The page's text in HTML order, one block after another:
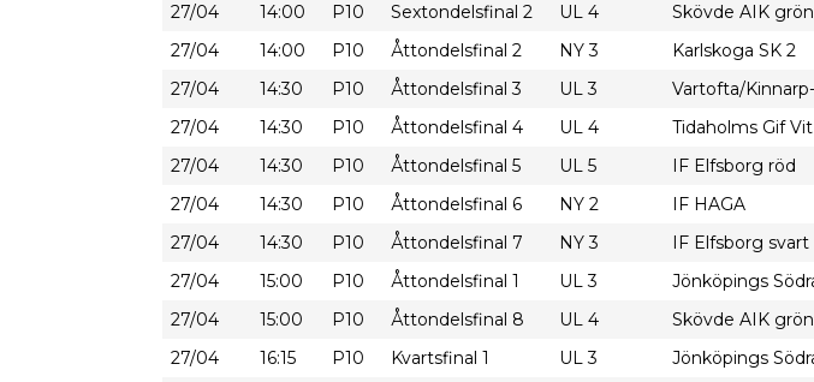
27/04
14:00 P10 Sextondelsfinal 2 UL 4 Skövde AIK grön
27/04
14:00 P10 Åttondelsfinal 2 NY 3 Karlskoga SK 2
27/04
14:30 P10 Åttondelsfinal 3 UL 3 Vartofta/
27/04
14:30 P10 Åttondelsfinal 4 UL 4 Tidaholms Gif Vit
27/04
14:30 P10 Åttondelsfinal 5 UL 5 IF Elfsborg röd
27/04
14:30 P10 Åttondelsfinal 6 NY 2 IF HAGA
27/04
14:30 P10 Åttondelsfinal 7 NY 3 IF Elfsborg svart
27/04
15:00 P10 Åttondelsfinal 1 UL 3 Jönköpings
27/04
15:00 P10 Åttondelsfinal 8 UL 4 Skövde AIK grön
27/04
16:15 P10 Kvartsfinal 1 UL 3 Jönköpings